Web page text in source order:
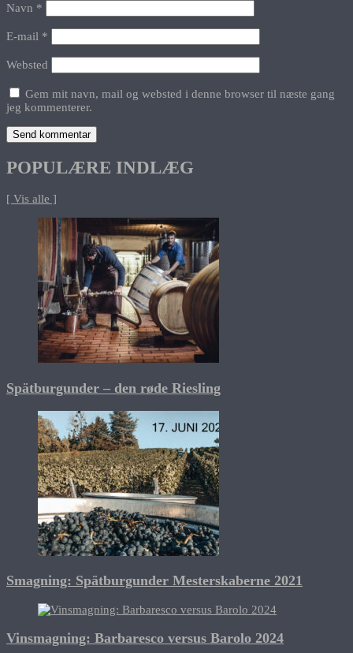
Navn *
E-mail *
Websted
Gem mit navn, mail og websted i denne browser til næste gang
jeg kommenterer.
POPULÆRE INDLÆG
[ Vis alle ]
Spätburgunder – den røde Riesling
Smagning: Spätburgunder Mesterskaberne 2021
Vinsmagning: Barbaresco versus Barolo 2024